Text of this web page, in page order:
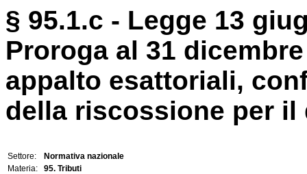
§ 95.1.c - Legge 13
Proroga al 31
appalto esattoriali,
della riscossione per il
Settore:
Normativa nazionale
Materia:
95. Tributi